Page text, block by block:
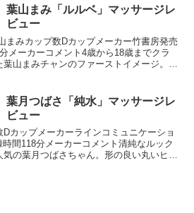
な雰囲気と、しなやかなボディライ
ン、...
葉山まみ「ルルベ」マッサージレ
ビュー
まみカップ数Dカップメーカー竹書房発売
メーカーコメント4歳から18歳までクラ
山まみチャンのファーストイメージ。全
葉月つばさ「純水」マッサージレ
ビュー
カップメーカーラインコミュニケーショ
間118分メーカーコメント清純なルック
の葉月つばさちゃん。形の良い丸いヒッ